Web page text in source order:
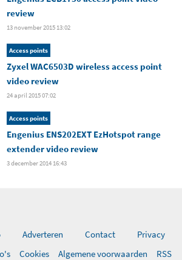
review
13 november 2015 13:02
Access points
Zyxel WAC6503D wireless access point
video review
24 april 2015 07:02
Access points
Engenius ENS202EXT EzHotspot range
extender video review
3 december 2014 16:43
Adverteren Contact
Privacy
Cookies Algemene voorwaarden
RSS